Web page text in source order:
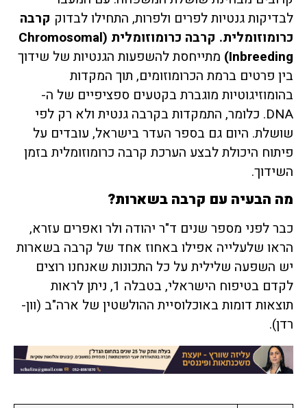
לבדיקות גנטיות לפרים ולפרות, התחילו לבדוק קרבה
כרומוזומלית. קרבה כרומוזומלית (Chromosomal
Inbreeding) מתייחסת להשפעות הגנטיות של שידוך
בין פרטים ברמת הכרומוזומים, תוך המקדות
בהומוזיגוטיות מוגברת בקטעים ספציפיים של ה-
DNA. כלומר, התמקדות בקרבה גנטית ולא רק לפי
שושלת. היום גם בספר העדר בישראל, עובדים על
פיתוח היכולת לבצע הערכת קרבה כרומוזומלית בזמן
השידוך.
מה הבעיה עם קרבה בשארות?
כבר לפני מספר שנים ד"ר יהודה ולר ואפרים עזרא,
הראו שלעלייה אפילו באחוז אחד של קרבה בשארות
יש השפעה שלילית על כל התכונות שאנחנו רוצים
לקדם בטיפוח הישראלי, בטבלה 1, ניתן לראות
תוצאות דומות באוכלוסיית ההולשטין של ארה"ב (וון-
רדן).